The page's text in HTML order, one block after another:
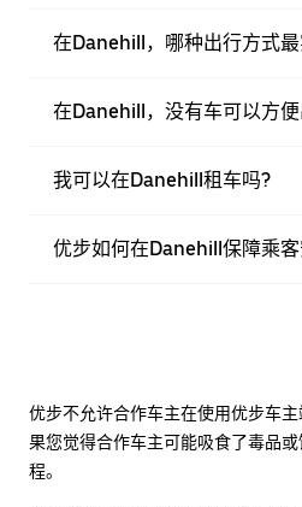
在Danehill，哪种出行方式最
在Danehill，没有车可以方便
我可以在Danehill租车吗?
优步如何在Danehill保障乘客
优步不允许合作车主在使用优步车
果您觉得合作车主可能吸食了毒品
程。